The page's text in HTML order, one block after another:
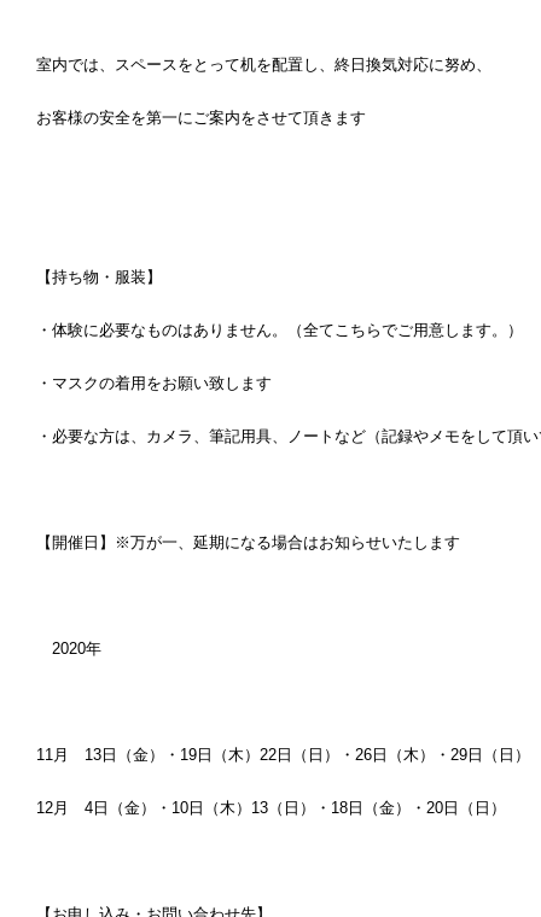
室内では、スペースをとって机を配置し、終日換気対応に努め、
お客様の安全を第一にご案内をさせて頂きます
【持ち物・服装】
・体験に必要なものはありません。（全てこちらでご用意します。）
・マスクの着用をお願い致します
・必要な方は、カメラ、筆記用具、ノートなど（記録やメモをして頂
【開催日】※万が一、延期になる場合はお知らせいたします
2020年
11月 13日（金）・19日（木）22日（日）・26日（木）・29日（日）
12月 4日（金）・10日（木）13（日）・18日（金）・20日（日）